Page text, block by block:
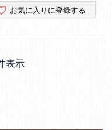
お気に入りに登録する
表示